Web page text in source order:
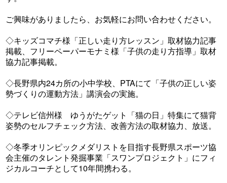
ご興味がありましたら、お気軽にお問い合わせください。
◇キッズコマチ様「正しい走り方レッスン」取材協力記事
掲載、フリーペーパーモナミ様「子供の走り方指導」取材
協力記事掲載。
◇長野県内24カ所の小中学校、PTAにて「子供の正しい姿
勢づくりの運動方法」講演会の実施。
◇テレビ信州様 ゆうがたゲット「猫の日」特集にて猫背
姿勢のセルフチェック方法、改善方法の取材協力、放送。
◇冬季オリンピックメダリストを目指す長野県スポーツ協
会主催のタレント発掘事業「スワンプロジェクト」にフィ
ジカルコーチとして10年間携わる。